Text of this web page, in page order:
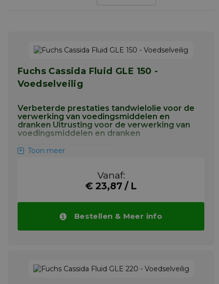
Fuchs Cassida Fluid GLE 150 -
Voedselveilig
Verbeterde prestaties tandwielolie voor de
verwerking van voedingsmiddelen en
dranken Uitrusting voor de verwerking van
voedingsmiddelen en dranken
CASSIDA FLUID GLE 150 belangrijkste
toepassingen:
Smering van roterende machines met
gesloten (recirculerende) of total loss-
Circulatie- en lageroliesystemen waar
verontreiniging met water of
voedselsap kan optreden, zoals
citrussap-extractiemachines.
tandwielsmeermiddelen, speciaal ontworpen
voor gebruik in de voedingsmiddelen- en
Toon meer
Vanaf:
€ 23,87 / L
Bestellen & Meer info